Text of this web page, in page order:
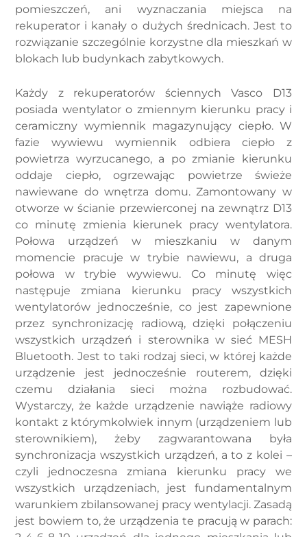
pomieszczeń, ani wyznaczania miejsca na
rekuperator i kanały o dużych średnicach. Jest to
rozwiązanie szczególnie korzystne dla mieszkań w
blokach lub budynkach zabytkowych.
Każdy z rekuperatorów ściennych Vasco D13
posiada wentylator o zmiennym kierunku pracy i
ceramiczny wymiennik magazynujący ciepło. W
fazie wywiewu wymiennik odbiera ciepło z
powietrza wyrzucanego, a po zmianie kierunku
oddaje ciepło, ogrzewając powietrze świeże
nawiewane do wnętrza domu. Zamontowany w
otworze w ścianie przewierconej na zewnątrz D13
co minutę zmienia kierunek pracy wentylatora.
Połowa urządzeń w mieszkaniu w danym
momencie pracuje w trybie nawiewu, a druga
połowa w trybie wywiewu. Co minutę więc
następuje zmiana kierunku pracy wszystkich
wentylatorów jednocześnie, co jest zapewnione
przez synchronizację radiową, dzięki połączeniu
wszystkich urządzeń i sterownika w sieć MESH
Bluetooth. Jest to taki rodzaj sieci, w której każde
urządzenie jest jednocześnie routerem, dzięki
czemu działania sieci można rozbudować.
Wystarczy, że każde urządzenie nawiąże radiowy
kontakt z którymkolwiek innym (urządzeniem lub
sterownikiem), żeby zagwarantowana była
synchronizacja wszystkich urządzeń, a to z kolei –
czyli jednoczesna zmiana kierunku pracy we
wszystkich urządzeniach, jest fundamentalnym
warunkiem zbilansowanej pracy wentylacji. Zasadą
jest bowiem to, że urządzenia te pracują w parach: